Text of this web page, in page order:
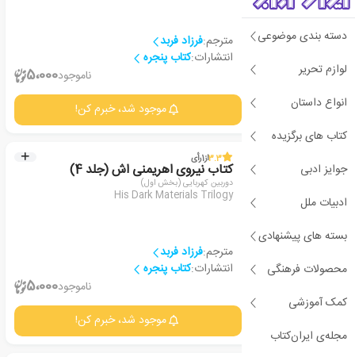
دسته بندی موضوعی
لوازم تحریر
انواع داستان
کتاب های برگزیده
جوایز ادبی
ادبیات ملل
بسته های پیشنهادی
محصولات فرهنگی
کمک آموزشی
مجله‌ی ایران‌کتاب
مترجم:فرزاد فربد
انتشارات:کتاب پنجره‏‫
ناموجود5،000
جزئیات موجود شد، خبرم کن!
3.3از1رأی
کتاب نیروی اهریمنی اش (جلد 4)
دوربین کهربایی (بخش اول)
His Dark Materials Trilogy
مترجم:فرزاد فربد
انتشارات:کتاب پنجره‏‫
ناموجود5،000
موجود شد، خبرم کن!